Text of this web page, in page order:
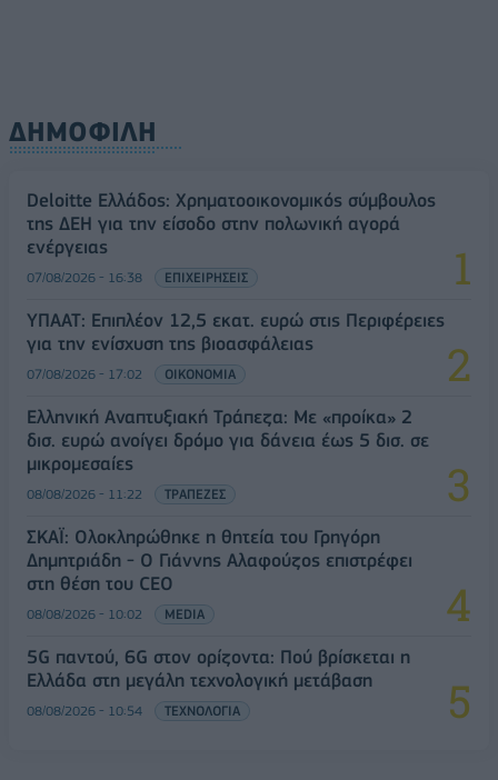
ΔΗΜΟΦΙΛΗ
Deloitte Ελλάδος: Χρηματοοικονομικός σύμβουλος
της ΔΕΗ για την είσοδο στην πολωνική αγορά
ενέργειας
07/08/2026 - 16:38 ΕΠΙΧΕΙΡΗΣΕΙΣ
ΥΠΑΑΤ: Επιπλέον 12,5 εκατ. ευρώ στις Περιφέρειες
για την ενίσχυση της βιοασφάλειας
07/08/2026 - 17:02 ΟΙΚΟΝΟΜΙΑ
Ελληνική Αναπτυξιακή Τράπεζα: Με «προίκα» 2
δισ. ευρώ ανοίγει δρόμο για δάνεια έως 5 δισ. σε
μικρομεσαίες
08/08/2026 - 11:22 ΤΡΑΠΕΖΕΣ
ΣΚΑΪ: Ολοκληρώθηκε η θητεία του Γρηγόρη
Δημητριάδη - Ο Γιάννης Αλαφούζος επιστρέφει
στη θέση του CEO
08/08/2026 - 10:02 MEDIA
5G παντού, 6G στον ορίζοντα: Πού βρίσκεται η
Ελλάδα στη μεγάλη τεχνολογική μετάβαση
08/08/2026 - 10:54 ΤΕΧΝΟΛΟΓΙΑ